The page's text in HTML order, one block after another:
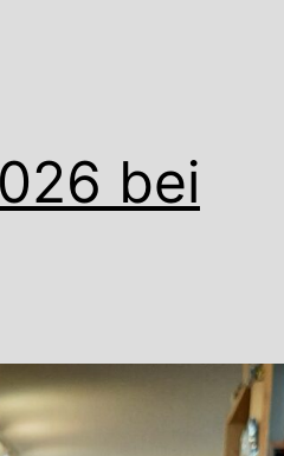
bei